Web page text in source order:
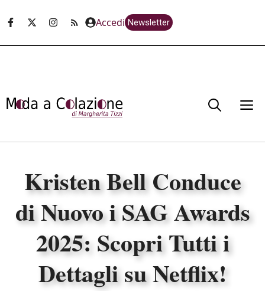
Accedi Newsletter
Kristen Bell Conduce
di Nuovo i SAG Awards
2025: Scopri Tutti i
Dettagli su Netflix!